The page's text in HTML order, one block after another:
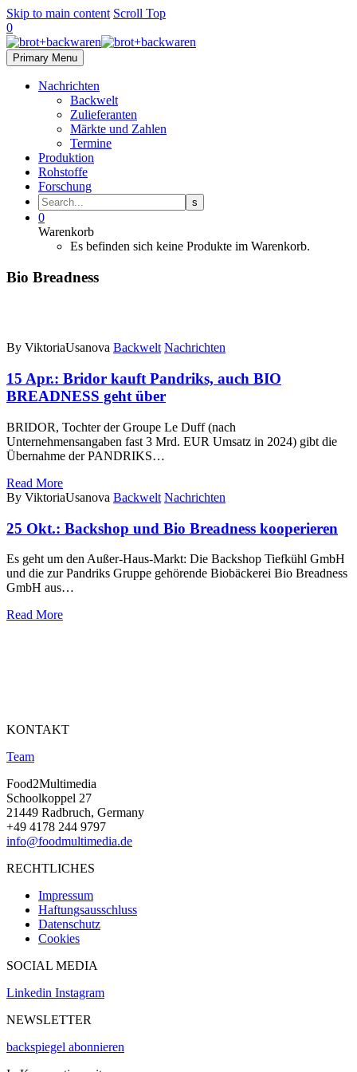
Skip to main content Scroll Top
0
Primary Menu
Nachrichten
Backwelt
Zulieferanten
Märkte und Zahlen
Termine
Produktion
Rohstoffe
Forschung
0
Warenkorb
Es befinden sich keine Produkte im Warenkorb.
Bio Breadness
By ViktoriaUsanova Backwelt Nachrichten
15 Apr.: Bridor kauft Pandriks, auch BIO
BREADNESS geht über
BRIDOR, Tochter der Groupe Le Duff (nach
Unternehmensangaben fast 3 Mrd. EUR Umsatz in 2024) gibt die
Übernahme der PANDRIKS…
Read More
By ViktoriaUsanova Backwelt Nachrichten
25 Okt.: Backshop und Bio Breadness kooperieren
Es geht um den Außer-Haus-Markt: Die Backshop Tiefkühl GmbH
und die zur Pandriks Gruppe gehörende Biobäckerei Bio Breadness
GmbH aus…
Read More
KONTAKT
Team
Food2Multimedia
Schoolkoppel 27
21449 Radbruch, Germany
+49 4178 244 9797
info@foodmultimedia.de
RECHTLICHES
Impressum
Haftungsausschluss
Datenschutz
Cookies
SOCIAL MEDIA
Linkedin Instagram
NEWSLETTER
backspiegel abonnieren